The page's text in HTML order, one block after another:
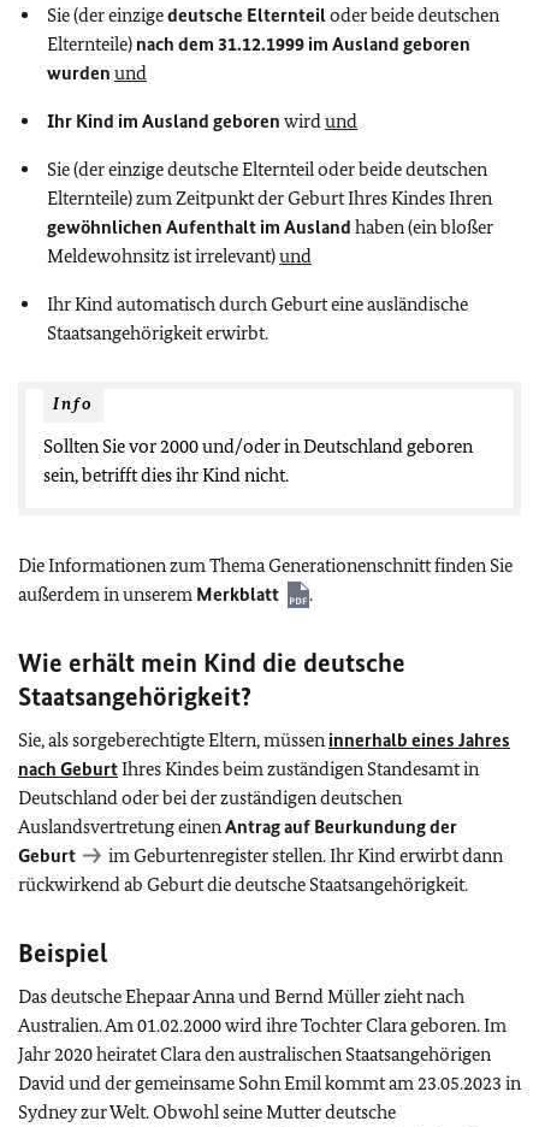
Sie (der einzigedeutsche Elternteiloder beide deutschen
Elternteile) nach dem 31.12.1999 im Ausland geboren
wurden und
Ihr Kind im Ausland geboren wird und
Sie (der einzige deutsche Elternteil oder beide deutschen
Elternteile) zum Zeitpunkt der Geburt Ihres Kindes Ihren
gewöhnlichen Aufenthalt im Ausland haben (ein bloßer
Meldewohnsitz ist irrelevant)und
Ihr Kind automatisch durch Geburt eine ausländische
Staatsangehörigkeit erwirbt.
Info
Sollten Sie vor 2000 und/oder in Deutschland geboren
sein, betrifft dies ihr Kind nicht.
Die Informationen zum Thema Generationenschnitt finden Sie
außerdem in unserem Merkblatt .
Wie erhält mein Kind die deutsche
Staatsangehörigkeit?
Sie, als sorgeberechtigte Eltern, müssen innerhalb eines Jahres
nach GeburtIhres Kindes beim zuständigen Standesamt in
Deutschland oder bei der zuständigen deutschen
Auslandsvertretung einen Antrag auf Beurkundung der
Geburt
im Geburtenregister stellen. Ihr Kind erwirbt dann
rückwirkend ab Geburt die deutsche Staatsangehörigkeit.
Beispiel
Das deutsche Ehepaar Anna und Bernd Müller zieht nach
Australien. Am 01.02.2000 wird ihre Tochter Clara geboren. Im
Jahr 2020 heiratet Clara den australischen Staatsangehörigen
David und der gemeinsame Sohn Emil kommt am 23.05.2023 in
Sydney zur Welt. Obwohl seine Mutter deutsche